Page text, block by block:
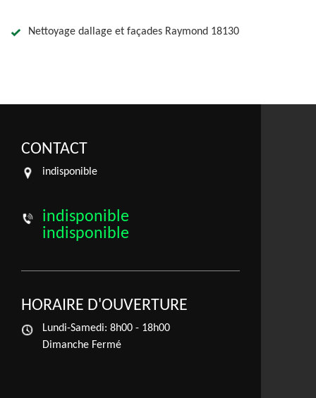
Nettoyage dallage et façades Raymond 18130
CONTACT
indisponible
indisponible
indisponible
HORAIRE D'OUVERTURE
Lundi-Samedi: 8h00 - 18h00
Dimanche Fermé